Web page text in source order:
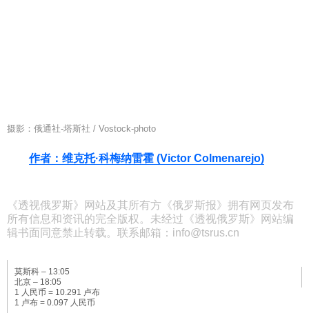
摄影：俄通社-塔斯社 / Vostock-photo
作者：维克托·科梅纳雷霍 (Victor Colmenarejo)
《透视俄罗斯》网站及其所有方《俄罗斯报》拥有网页发布
所有信息和资讯的完全版权。未经过《透视俄罗斯》网站编
辑书面同意禁止转载。联系邮箱：info@tsrus.cn
莫斯科 – 13:05
北京 – 18:05
1 人民币 = 10.291 卢布
1 卢布 = 0.097 人民币